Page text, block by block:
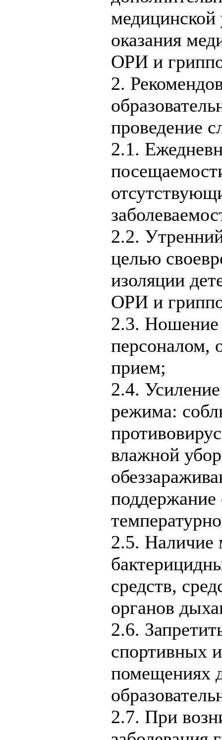
медицинской
оказания
ОРИ и
2.
проведение
2.1.
2.2.
целью
изоляции
ОРИ и
2.3. Ношение
персоналом,
прием;
2.4.
режима:
влажной
поддержание
2.5. Наличие
средств,
органов
2.6.
спортивных
помещениях
2.7. При